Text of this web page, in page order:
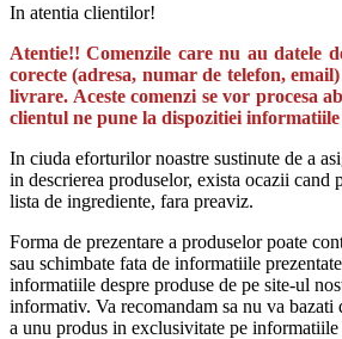
In atentia clientilor!
Atentie!! Comenzile care nu au datele
corecte (adresa, numar de telefon,
livrare. Aceste comenzi se vor procesa
clientul ne pune la dispozitiei informatiile
In ciuda eforturilor noastre sustinute de a
in descrierea produselor, exista ocazii cand
lista de ingrediente, fara preaviz.
Forma de prezentare a produselor poate
sau schimbate fata de informatiile
informatiile despre produse de pe site-ul
informativ. Va recomandam sa nu va bazati
a unu produs in exclusivitate pe informatiile